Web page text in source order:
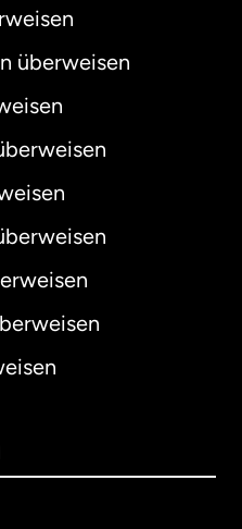
überweisen